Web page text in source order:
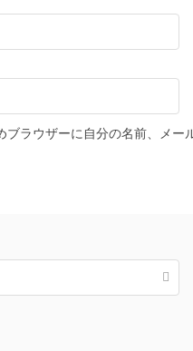
ブラウザーに自分の名前、メー